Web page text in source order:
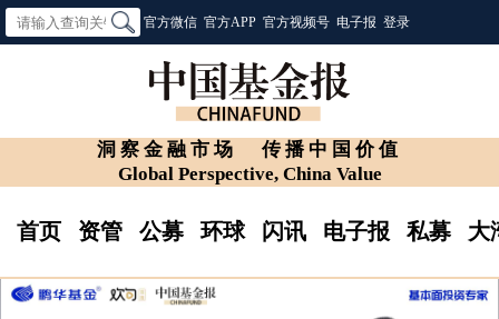
官方微信 官方APP 官方视频号 电子报 登录
洞察金融市场
传播中国价值
Global Perspective, China Value
首页 资管 公募 环球 闪讯 电子报 私募 大